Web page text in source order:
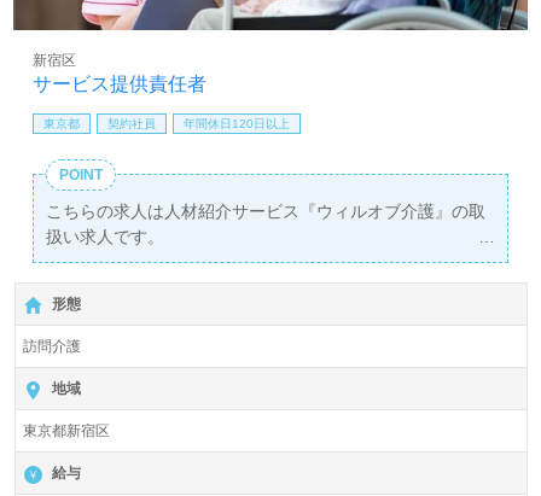
サービス提供責任者
新宿区
東京都 契約社員 年間休日120日以上
POINT
こちらの求人は人材紹介サービス『ウィルオブ介護』の取
扱い求人です。
詳細に関してお気軽にご相談ください♪
【無料】で皆さんの転職活動をサポートいたします。
形態
訪問介護
地域
東京都新宿区
給与